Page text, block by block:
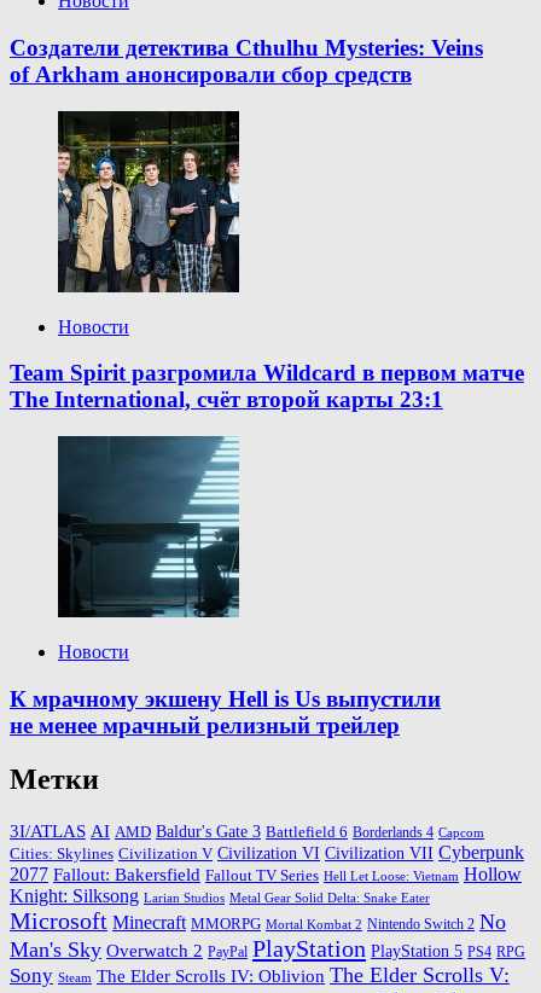
Создатели детектива Cthulhu Mysteries: Veins
of Arkham анонсировали сбор средств
Новости
Team Spirit разгромила Wildcard в первом матче
The International, счёт второй карты 23:1
Новости
К мрачному экшену Hell is Us выпустили
не менее мрачный релизный трейлер
Метки
3I/ATLAS AI AMD Baldur's Gate 3 Battlefield 6 Borderlands 4 Capcom
Cities: Skylines Civilization V Civilization VI Civilization VII Cyberpunk
2077 Fallout: Bakersfield Fallout TV Series Hell Let Loose: Vietnam Hollow
Knight: Silksong Larian Studios Metal Gear Solid Delta: Snake Eater
Microsoft Minecraft MMORPG Mortal Kombat 2 Nintendo Switch 2 No
Man's Sky Overwatch 2 PayPal PlayStation PlayStation 5 PS4 RPG
Sony Steam The Elder Scrolls IV: Oblivion The Elder Scrolls V: